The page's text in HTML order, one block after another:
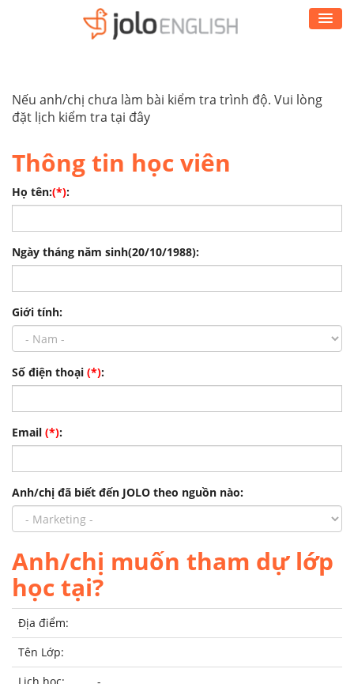
Nếu anh/chị chưa làm bài kiểm tra trình độ. Vui lòng
đặt lịch kiểm tra tại đây
Thông tin học viên
Họ tên:(*):
Ngày tháng năm sinh(20/10/1988):
Giới tính:
Số điện thoại (*):
Email (*):
Anh/chị đã biết đến JOLO theo nguồn nào:
Anh/chị muốn tham dự lớp
học tại?
Địa điểm:
Tên Lớp: